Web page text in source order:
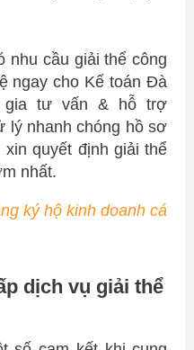
nhu cầu giải thể công
ngay cho Kế toán Đà
gia tư vấn & hỗ trợ
lý nhanh chóng hồ sơ
quyết định giải thể
nhất.
ký hộ kinh doanh cá
dịch vụ giải thể